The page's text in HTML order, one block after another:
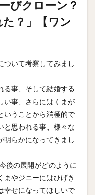
びクローン？
？」【ワン
ついて考察してみまし
る事、そして結婚する
い事、さらにはくまが
いうことから消極的で
と思われる事、様々な
明らかになってきまし
後の展開がどのように
まやジニーにはひげき
幸せになってほしいで